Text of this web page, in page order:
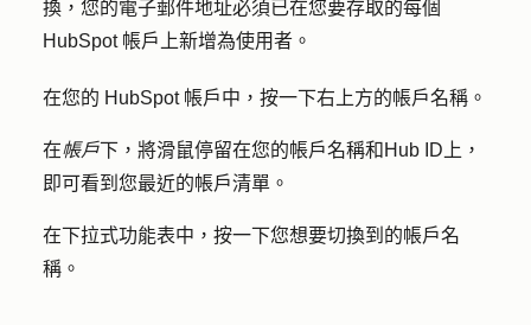
換，您的電子郵件地址必須已在您要存取的每個
HubSpot 帳戶上新增為使用者。
在您的 HubSpot 帳戶中，按一下右上方的帳戶名稱 。
在帳戶下，將滑鼠停留在您的帳戶名稱和 Hub ID 上，
即可看到您最近的帳戶清單。
在下拉式功能表中，按一下您想要切換到的帳戶名
稱 。